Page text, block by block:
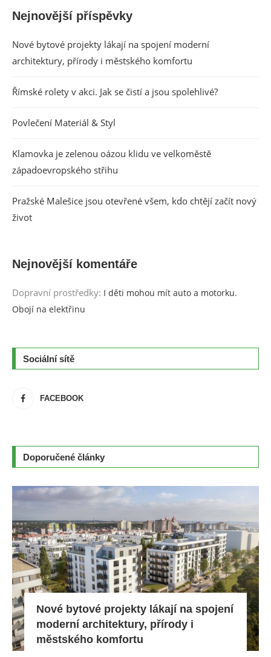
Nejnovější příspěvky
Nové bytové projekty lákají na spojení moderní
architektury, přírody i městského komfortu
Římské rolety v akci. Jak se čistí a jsou spolehlivé?
Povlečení Materiál & Styl
Klamovka je zelenou oázou klidu ve velkoměstě
západoevropského střihu
Pražské Malešice jsou otevřené všem, kdo chtějí začít nový
život
Nejnovější komentáře
Dopravní prostředky: I děti mohou mít auto a motorku.
Obojí na elektřinu
Sociální sítě
FACEBOOK
Doporučené články
Nové bytové projekty lákají na spojení
moderní architektury, přírody i
městského komfortu